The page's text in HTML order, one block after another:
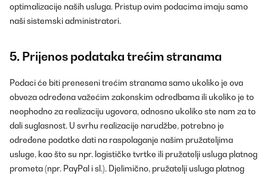
optimalizacije naših usluga. Pristup ovim podacima imaju samo
naši sistemski administratori.
5. Prijenos podataka trećim stranama
Podaci će biti preneseni trećim stranama samo ukoliko je ova
obveza određena važećim zakonskim odredbama ili ukoliko je to
neophodno za realizaciju ugovora, odnosno ukoliko ste nam za to
dali suglasnost. U svrhu realizacije narudžbe, potrebno je
određene podatke dati na raspolaganje našim pružateljima
usluge, kao što su npr. logističke tvrtke ili pružatelji usluga platnog
prometa (npr. PayPal i sl.). Djelimično, pružatelji usluga platnog